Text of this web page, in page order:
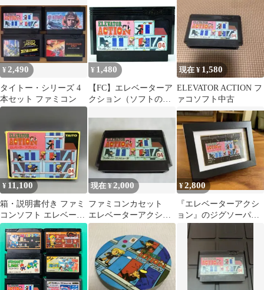
1985年
¥ 2,490
タイトー・シリーズ 4
本セット ファミコン
¥ 1,480
【FC】エレベーターア
クション（ソフトの
現在 ¥ 1,580
ELEVATOR ACTION フ
ァコソフト中古
¥ 11,100
箱・説明書付き ファミ
コンソフト エレベータ
ーアクション タイトー
現在 ¥2,000
ファミコンカセット
エレベーターアクショ
ン タイト カセット
¥2,800
『エレベーターアクシ
ョン』のジグソーパズ
ル in IKEAの額縁